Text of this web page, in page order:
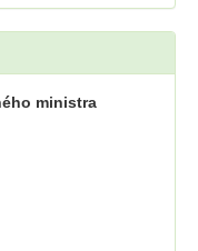
ministra